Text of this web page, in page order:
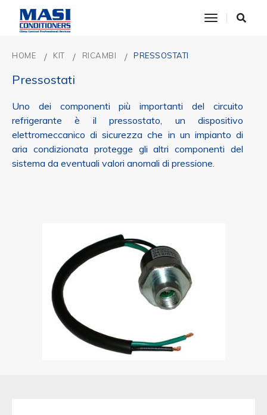
toggle
HOME KIT RICAMBI PRESSOSTATI
Pressostati
Uno dei componenti più importanti del circuito
refrigerante è il pressostato, un dispositivo
elettromeccanico di sicurezza che in un impianto di
aria condizionata protegge gli altri componenti del
sistema da eventuali valori anomali di pressione.